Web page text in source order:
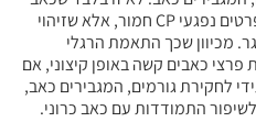
רווח יותר וקשה יותר לגילוי בקרב פרטים נפגעי CP חמור, אלא שזיהוי
מכיוון שכך התאמת הרגלי
פרצי כאבים קשה באופן קיצוני, אם
לחקירת גורמים, המגבירים כאב,